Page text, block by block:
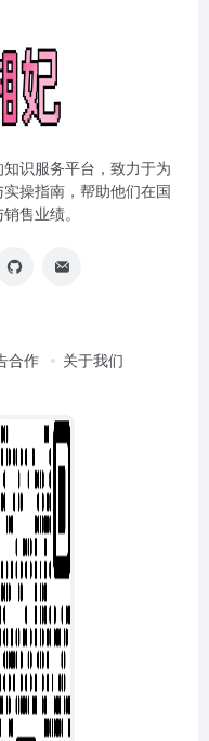
识服务平台，致力于为
操指南，帮助他们在国
售业绩。
合作 关于我们